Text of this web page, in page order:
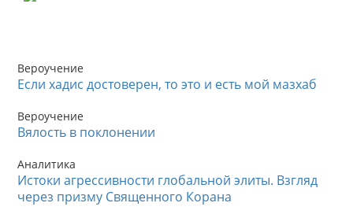
Вероучение
Если хадис достоверен, то это и есть мой мазхаб
Вероучение
Вялость в поклонении
Аналитика
Истоки агрессивности глобальной элиты. Взгляд
через призму Священного Корана